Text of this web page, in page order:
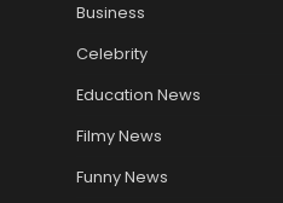
Business
Celebrity
Education News
Filmy News
Funny News